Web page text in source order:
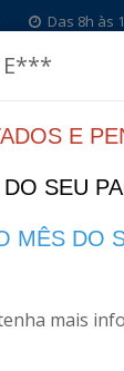
Das 8h às
Legislação
E***
E
SEU
MÊS DO
mais